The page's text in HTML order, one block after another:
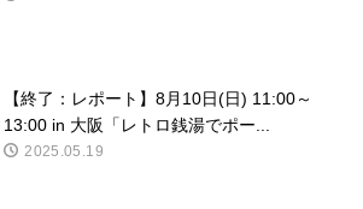
【終了：レポート】8月10日(日) 11:00～
13:00 in 大阪「レトロ銭湯でポー...
2025.05.19